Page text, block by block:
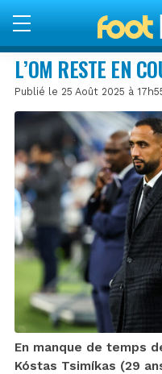
L’OM RESTE EN
Publié le 25 Août 2025 à
En manque de temps
Kóstas Tsimíkas (29